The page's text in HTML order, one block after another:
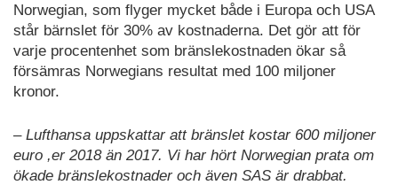
Norwegian, som flyger mycket både i Europa och USA
står bärnslet för 30% av kostnaderna. Det gör att för
varje procentenhet som bränslekostnaden ökar så
försämras Norwegians resultat med 100 miljoner
kronor.
–Lufthansa uppskattar att bränslet kostar 600 miljoner
euro ,er 2018 än 2017. Vi har hört Norwegian prata om
ökade bränslekostnader och även SAS är drabbat.